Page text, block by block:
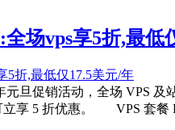
场vps享5折,最低
元旦促销活动，全场 VPS
立享 5 折优惠。 VPS 套餐